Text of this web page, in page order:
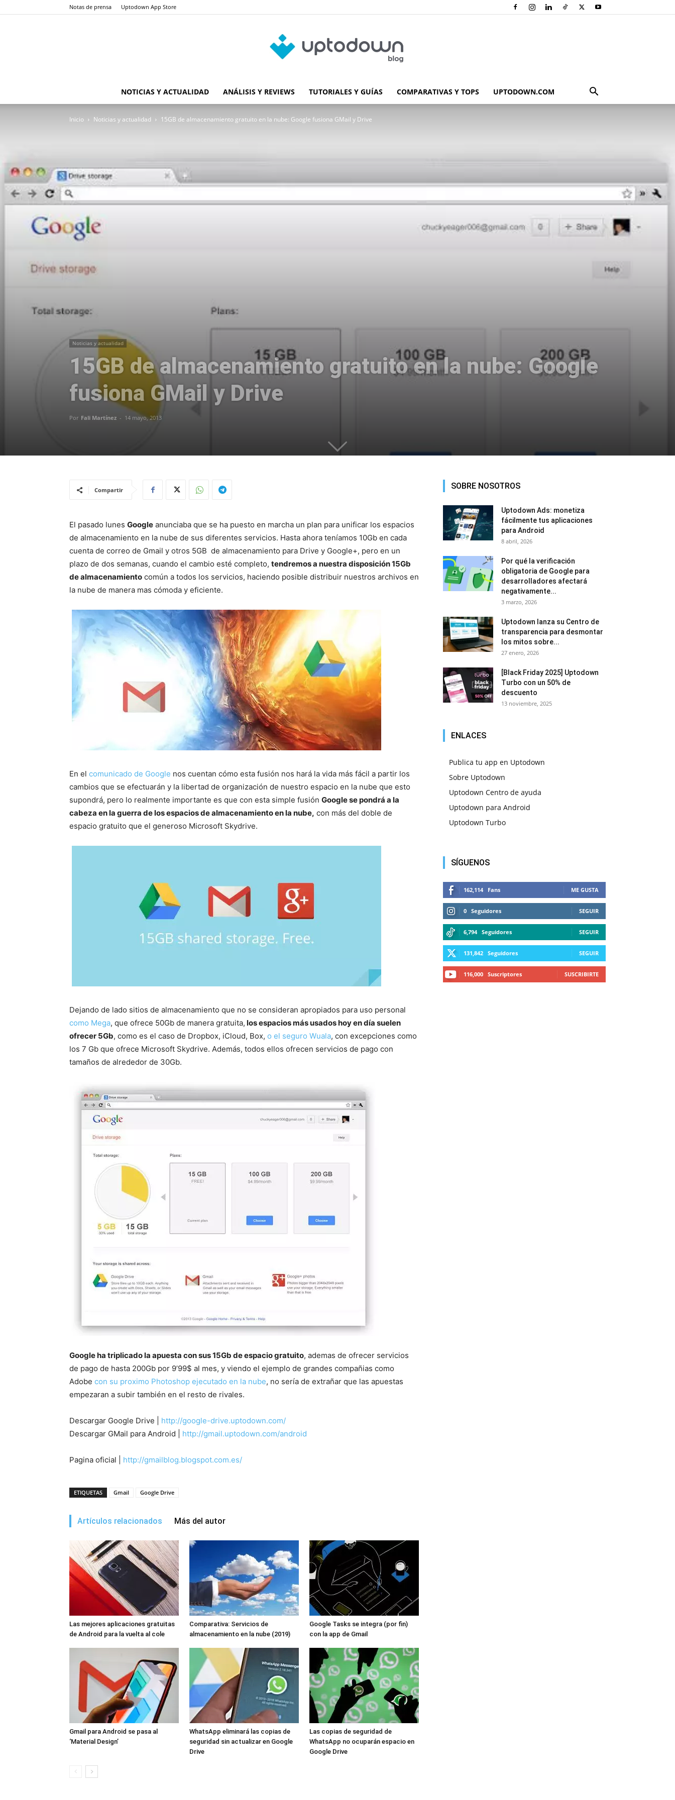
Notas de prensa Uptodown App Store
Blog
NOTICIAS Y ACTUALIDAD ANÁLISIS Y REVIEWS TUTORIALES Y GUÍAS COMPARATIVAS Y TOPS UPTODOWN.COM
Inicio Noticias y actualidad 15GB de almacenamiento gratuito en la nube: Google fusiona GMail y Drive
Noticias y actualidad
15GB de almacenamiento gratuito en la nube: Google
fusiona GMail y Drive
Por Fali Martínez - 14 mayo, 2013
Compartir
El pasado lunes Google anunciaba que se ha puesto en marcha un plan para unificar los espacios
de almacenamiento en la nube de sus diferentes servicios. Hasta ahora teníamos 10Gb en cada
cuenta de correo de Gmail y otros 5GB de almacenamiento para Drive y Google+, pero en un
plazo de dos semanas, cuando el cambio esté completo, tendremos a nuestra disposición 15Gb
de almacenamiento común a todos los servicios, haciendo posible distribuir nuestros archivos en
la nube de manera mas cómoda y eficiente.
En el comunicado de Google nos cuentan cómo esta fusión nos hará la vida más fácil a partir los
cambios que se efectuarán y la libertad de organización de nuestro espacio en la nube que esto
supondrá, pero lo realmente importante es que con esta simple fusión Google se pondrá a la
cabeza en la guerra de los espacios de almacenamiento en la nube, con más del doble de
espacio gratuito que el generoso Microsoft Skydrive.
Dejando de lado sitios de almacenamiento que no se consideran apropiados para uso personal
como Mega, que ofrece 50Gb de manera gratuita, los espacios más usados hoy en día suelen
ofrecer 5Gb, como es el caso de Dropbox, iCloud, Box, o el seguro Wuala, con excepciones como
los 7 Gb que ofrece Microsoft Skydrive. Además, todos ellos ofrecen servicios de pago con
tamaños de alrededor de 30Gb.
Google ha triplicado la apuesta con sus 15Gb de espacio gratuito, ademas de ofrecer servicios
de pago de hasta 200Gb por 9’99$ al mes, y viendo el ejemplo de grandes compañias como
Adobe con su proximo Photoshop ejecutado en la nube, no sería de extrañar que las apuestas
empezaran a subir también en el resto de rivales.
Descargar Google Drive | http://google-drive.uptodown.com/
Descargar GMail para Android | http://gmail.uptodown.com/android
Pagina oficial | http://gmailblog.blogspot.com.es/
ETIQUETAS Gmail Google Drive
Artículos relacionados Más del autor
Las mejores aplicaciones gratuitas
de Android para la vuelta al cole
Comparativa: Servicios de
almacenamiento en la nube (2019)
Google Tasks se integra (por fin)
con la app de Gmail
Gmail para Android se pasa al
‘Material Design’
WhatsApp eliminará las copias de
seguridad sin actualizar en Google
Drive
Las copias de seguridad de
WhatsApp no ocuparán espacio en
Google Drive
SOBRE NOSOTROS
Uptodown Ads: monetiza
fácilmente tus aplicaciones
para Android
8 abril, 2026
Por qué la verificación
obligatoria de Google para
desarrolladores afectará
negativamente...
3 marzo, 2026
Uptodown lanza su Centro de
transparencia para desmontar
los mitos sobre...
27 enero, 2026
[Black Friday 2025] Uptodown
Turbo con un 50% de
descuento
13 noviembre, 2025
ENLACES
Publica tu app en Uptodown
Sobre Uptodown
Uptodown Centro de ayuda
Uptodown para Android
Uptodown Turbo
SÍGUENOS
162,114 Fans ME GUSTA
0 Seguidores SEGUIR
6,794 Seguidores SEGUIR
131,842 Seguidores SEGUIR
116,000 Suscriptores SUSCRIBIRTE